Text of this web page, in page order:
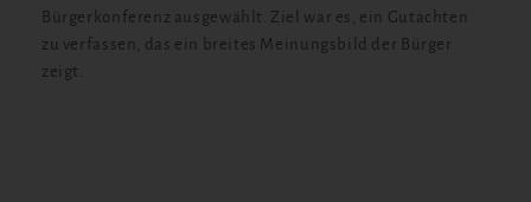
Bürgerkonferenz ausgewählt. Ziel war es, ein Gutachten
zu verfassen, das ein breites Meinungsbild der Bürger
zeigt.